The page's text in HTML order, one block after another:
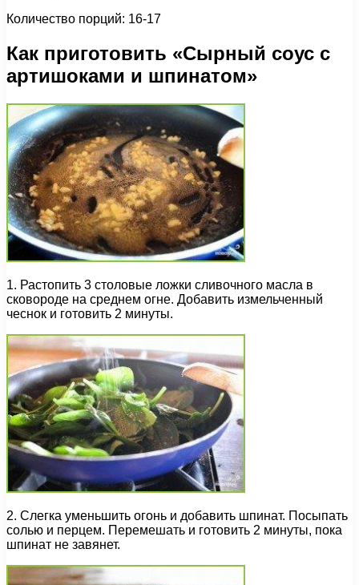
Количество порций: 16-17
Как приготовить «Сырный соус с
артишоками и шпинатом»
1. Растопить 3 столовые ложки сливочного масла в
сковороде на среднем огне. Добавить измельченный
чеснок и готовить 2 минуты.
2. Слегка уменьшить огонь и добавить шпинат. Посыпать
солью и перцем. Перемешать и готовить 2 минуты, пока
шпинат не завянет.